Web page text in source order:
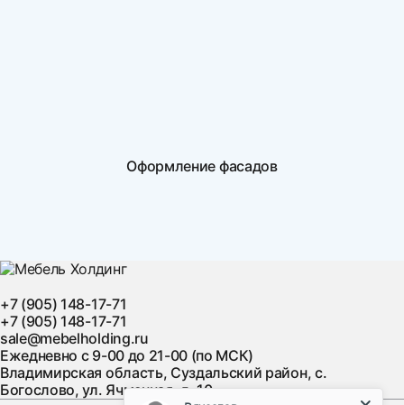
Оформление фасадов
+7 (905) 148-17-71
+7 (905) 148-17-71
sale@mebelholding.ru
Ежедневно с 9-00 до 21-00 (по МСК)
Владимирская область, Суздальский район, с.
Богослово, ул. Ячменная, д. 10